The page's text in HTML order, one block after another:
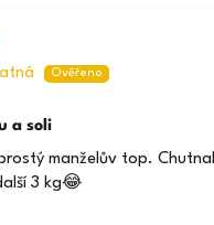
a soli
manželův top.
3 kg😂